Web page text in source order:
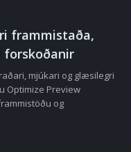
frammistaða,
forskoðanir
mjúkari og glæsilegri
Optimize Preview
og